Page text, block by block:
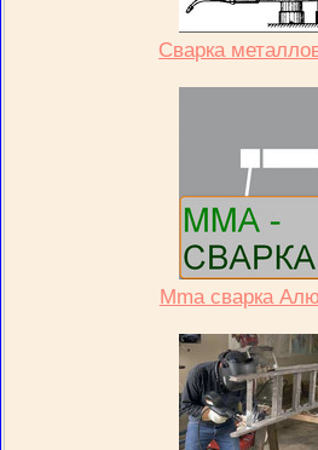
Сварка
Mma сварка